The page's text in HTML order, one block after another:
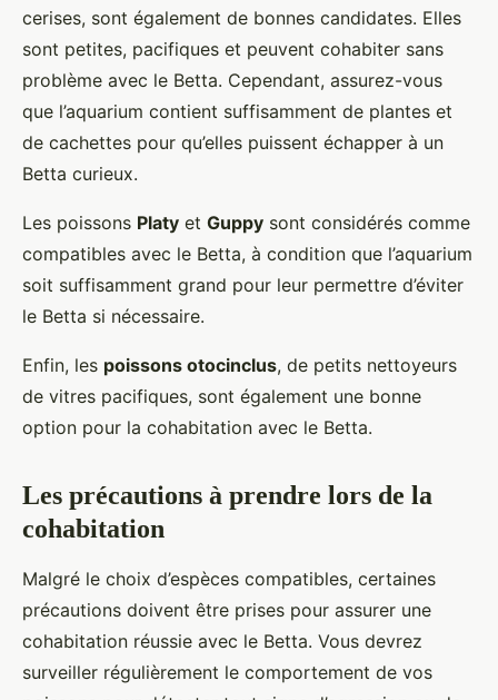
cerises, sont également de bonnes candidates. Elles
sont petites, pacifiques et peuvent cohabiter sans
problème avec le Betta. Cependant, assurez-vous
que l’aquarium contient suffisamment de plantes et
de cachettes pour qu’elles puissent échapper à un
Betta curieux.
Les poissons Platy et Guppy sont considérés comme
compatibles avec le Betta, à condition que l’aquarium
soit suffisamment grand pour leur permettre d’éviter
le Betta si nécessaire.
Enfin, les poissons otocinclus, de petits nettoyeurs
de vitres pacifiques, sont également une bonne
option pour la cohabitation avec le Betta.
Les précautions à prendre lors de la
cohabitation
Malgré le choix d’espèces compatibles, certaines
précautions doivent être prises pour assurer une
cohabitation réussie avec le Betta. Vous devrez
surveiller régulièrement le comportement de vos